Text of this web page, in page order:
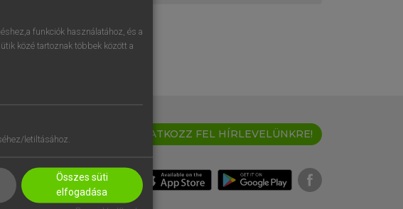
IRATKOZZ FEL HÍRLEVELÜNKRE!
funkciók használatához, és a
közé tartoznak többek között a
letiltásához.
Összes süti
elfogadása